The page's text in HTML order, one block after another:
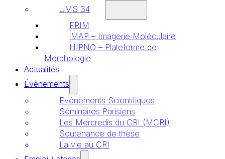
UMS 34
FRIM
iMAP – Imagerie Moléculaire
HIPNO – Plateforme de
Morphologie
Actualités
Évènements
Evénements Scientifiques
Séminaires Parisiens
Les Mercredis du CRI (MCRI)
Soutenance de thèse
La vie au CRI